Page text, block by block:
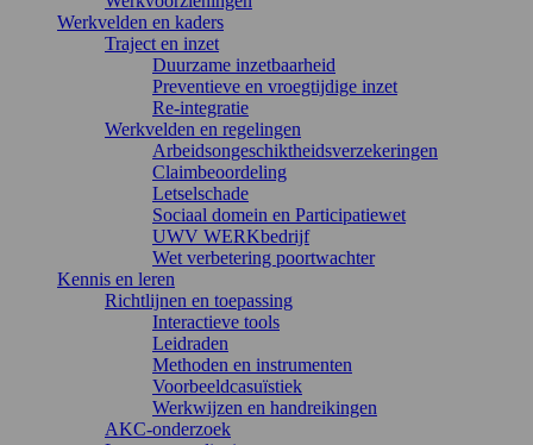
Werkvelden en kaders
Traject en inzet
Duurzame inzetbaarheid
Preventieve en vroegtijdige inzet
Re-integratie
Werkvelden en regelingen
Arbeidsongeschiktheidsverzekeringen
Claimbeoordeling
Letselschade
Sociaal domein en Participatiewet
UWV WERKbedrijf
Wet verbetering poortwachter
Kennis en leren
Richtlijnen en toepassing
Interactieve tools
Leidraden
Methoden en instrumenten
Voorbeeldcasuïstiek
Werkwijzen en handreikingen
AKC-onderzoek